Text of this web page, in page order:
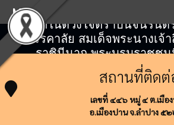
"สถิตในดวงใจตราบนิจนิรันด
สวรรคาลัย สมเด็จพระนางเจ้
ราชินีนาถ พระบรมราชช
สถานที่ติดต่
เลขที่ ๔๔๖ หมู่ ๔ ต.เมือ
อ.เมืองปาน จ.ลำปาง ๕
Menu